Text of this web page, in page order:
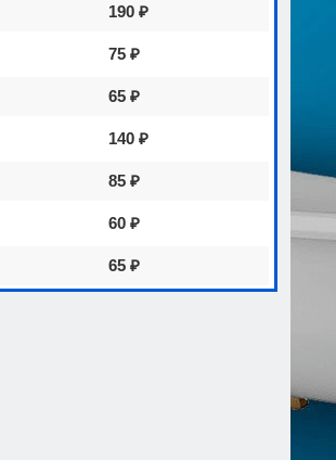
190 ₽
75 ₽
65 ₽
140 ₽
85 ₽
60 ₽
65 ₽